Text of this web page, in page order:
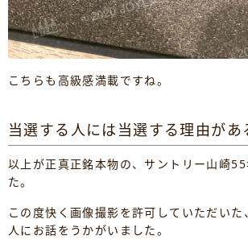
こちらも高級感満載ですね。
当選する人には当選する理由があ
以上が正真正銘本物の、サントリー山崎
た。
この度快く画像撮影を許可していただいた
人にお話をうかがいました。